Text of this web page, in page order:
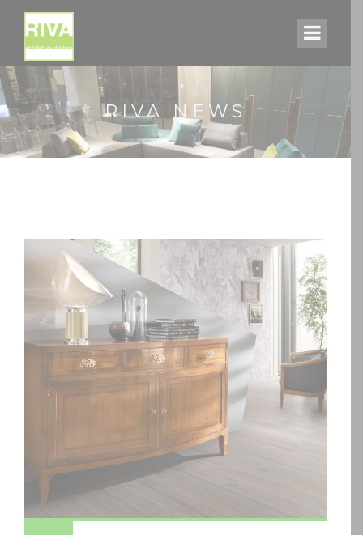
RIVA NEWS